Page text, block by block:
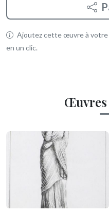
Ajoutez cette œuvre à votre
en un clic.